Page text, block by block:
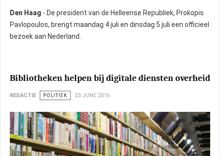
Den Haag - De president van de Helleense Republiek, Prokopis
Pavlopoulos, brengt maandag 4 juli en dinsdag 5 juli een officieel
bezoek aan Nederland.
Bibliotheken helpen bij digitale diensten overheid
REDACTIE POLITIEK 23 JUNE 2016